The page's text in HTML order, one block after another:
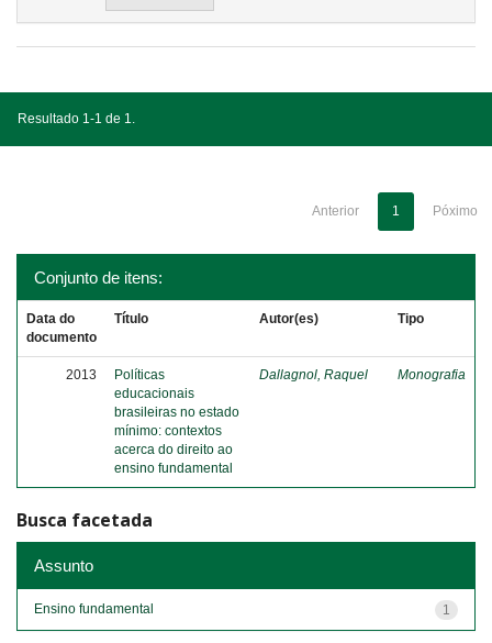
Resultado 1-1 de 1.
Anterior 1 Póximo
Conjunto de itens:
Data do
documento
Título Autor(es) Tipo
2013
Políticas
educacionais
brasileiras no estado
mínimo: contextos
acerca do direito ao
ensino fundamental
Dallagnol, Raquel Monografia
Busca facetada
Assunto
1
Ensino fundamental